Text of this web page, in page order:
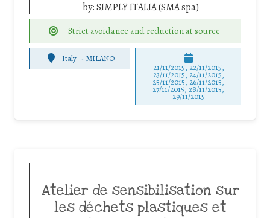
by:SIMPLY ITALIA (SMA spa)
Strict avoidance and reduction at source
Italy - MILANO
21/11/2015, 22/11/2015,
23/11/2015, 24/11/2015,
25/11/2015, 26/11/2015,
27/11/2015, 28/11/2015,
29/11/2015
Atelier de sensibilisation sur
les déchets plastiques et